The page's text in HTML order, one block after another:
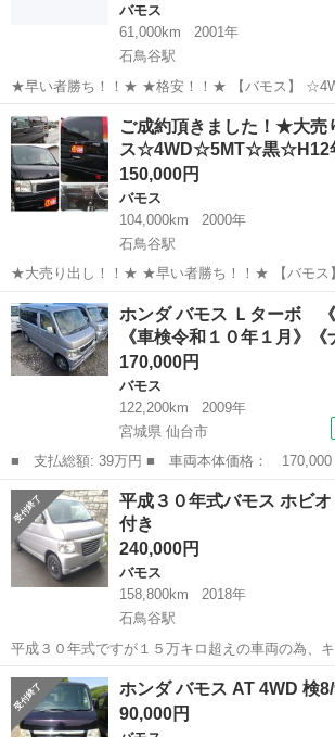
バモス
61,000km
2001年
石鳥谷駅
★早い者勝ち！！★ ★格安！！★ 【バモス】 ☆4WD ☆AT ☆H13年式
☆サテンシルバーメタリック ☆距離 61000キロ ☆即決2年車検
付！！ 【現状での販売】1...
岩手 紫波郡 石鳥谷駅 バモス 4WD
ご成約頂きました！★大
ス☆4WD☆5MT☆黒
150,000円
バモス
104,000km
2000年
石鳥谷駅
★大売り出し！！★ ★早い者勝ち！！★ 【バモス】 ☆4WD ☆H12年
式 ☆5MT ☆スターライトブラック ☆距離 104000キロ ☆即決2年車
検付！！ 【現状での販...
岩手 紫波郡 石鳥谷駅 バモス 4WD
ホンダ バモス Ｌターボ 《
《車検令和１０年１月》
170,000円
バモス
122,200km
2009年
宮城県 仙台市
■ 支払総額: 39万円 ■ 車両本体価格： 170,000 円 ■ メーカー
名： ホンダ ■ 車種名： バモス ■ グレード
《４ＷＤターボ》《車検令和１０年１月》《ナビ
スライドドア／ＥＴ...
宮城 仙台市 バモス
平成３０年式バモス ホビオ４
付き
240,000円
バモス
158,800km
2018年
石鳥谷駅
平成３０年式ですが１５万キロ超えの車両の為、キ
それなりに有ります。 荷室もキズ有ります。 足回
りますが走る、曲がる、止まるは問題有りませんエ
す。 距離１５８８００㌔ですが普通に...
岩手 花巻市 石鳥谷駅
ホンダ バモ
90,000円